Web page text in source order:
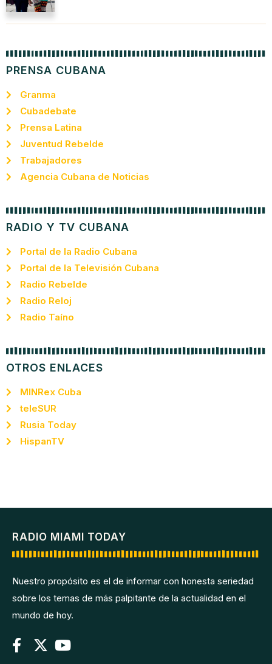
PRENSA CUBANA
Granma
Cubadebate
Prensa Latina
Juventud Rebelde
Trabajadores
Agencia Cubana de Noticias
RADIO Y TV CUBANA
Portal de la Radio Cubana
Portal de la Televisión Cubana
Radio Rebelde
Radio Reloj
Radio Taíno
OTROS ENLACES
MINRex Cuba
teleSUR
Rusia Today
HispanTV
RADIO MIAMI TODAY
Nuestro propósito es el de informar con honesta seriedad
sobre los temas de más palpitante de la actualidad en el
mundo de hoy.